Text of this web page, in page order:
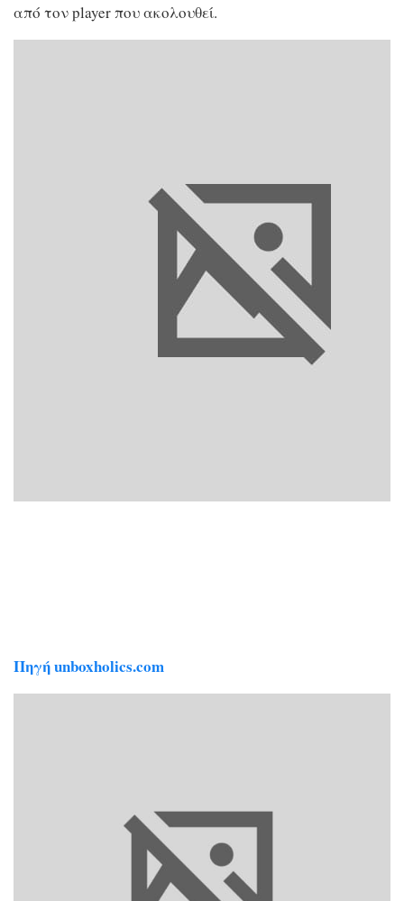
από τον player που ακολουθεί.
Πηγή unboxholics.com